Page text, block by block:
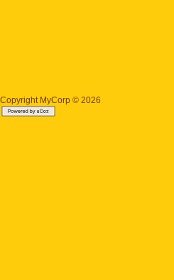
Copyright MyCorp © 2026